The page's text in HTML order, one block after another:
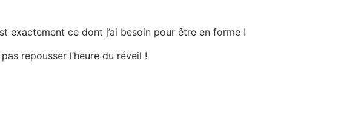
exactement ce dont j’ai besoin pour être en forme !
repousser l’heure du réveil !